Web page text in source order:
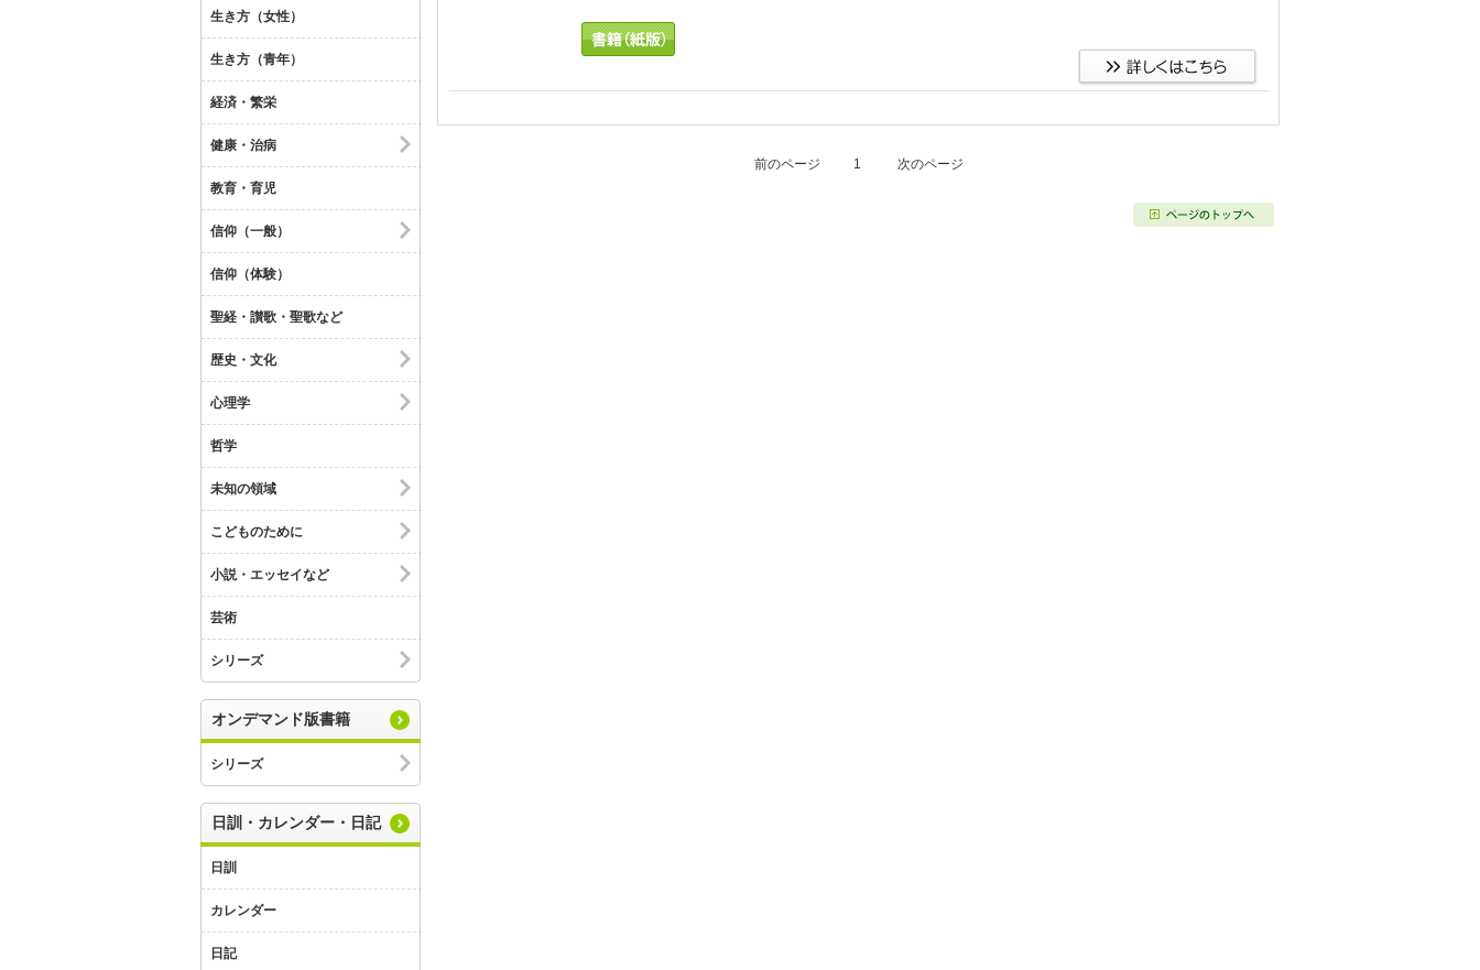
生き方（女性）
生き方（青年）
経済・繁栄
健康・治病
教育・育児
信仰（一般）
信仰（体験）
聖経・讃歌・聖歌など
歴史・文化
心理学
哲学
未知の領域
こどものために
小説・エッセイなど
芸術
シリーズ
オンデマンド版書籍
シリーズ
日訓・カレンダー・日記
日訓
カレンダー
日記
前のページ 1 次のページ